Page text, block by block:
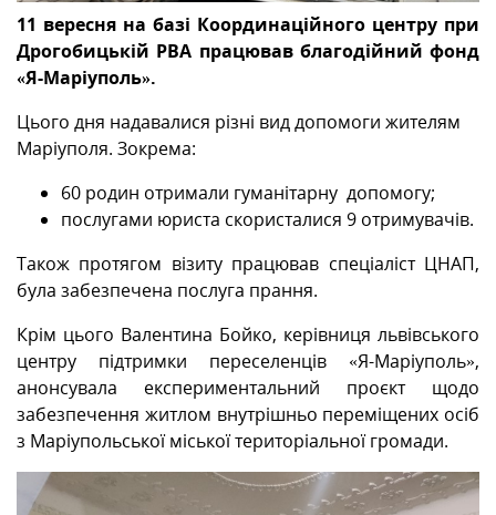
11 вересня на базі Координаційного центру при
Дрогобицькій РВА працював благодійний фонд
«Я-Маріуполь».
Цього дня надавалися різні вид допомоги жителям
Маріуполя. Зокрема:
60 родин отримали гуманітарну допомогу;
послугами юриста скористалися 9 отримувачів.
Також протягом візиту працював спеціаліст ЦНАП,
була забезпечена послуга прання.
Крім цього Валентина Бойко, керівниця львівського
центру підтримки переселенців «Я-Маріуполь»,
анонсувала експериментальний проєкт щодо
забезпечення житлом внутрішньо переміщених осіб
з Маріупольської міської територіальної громади.